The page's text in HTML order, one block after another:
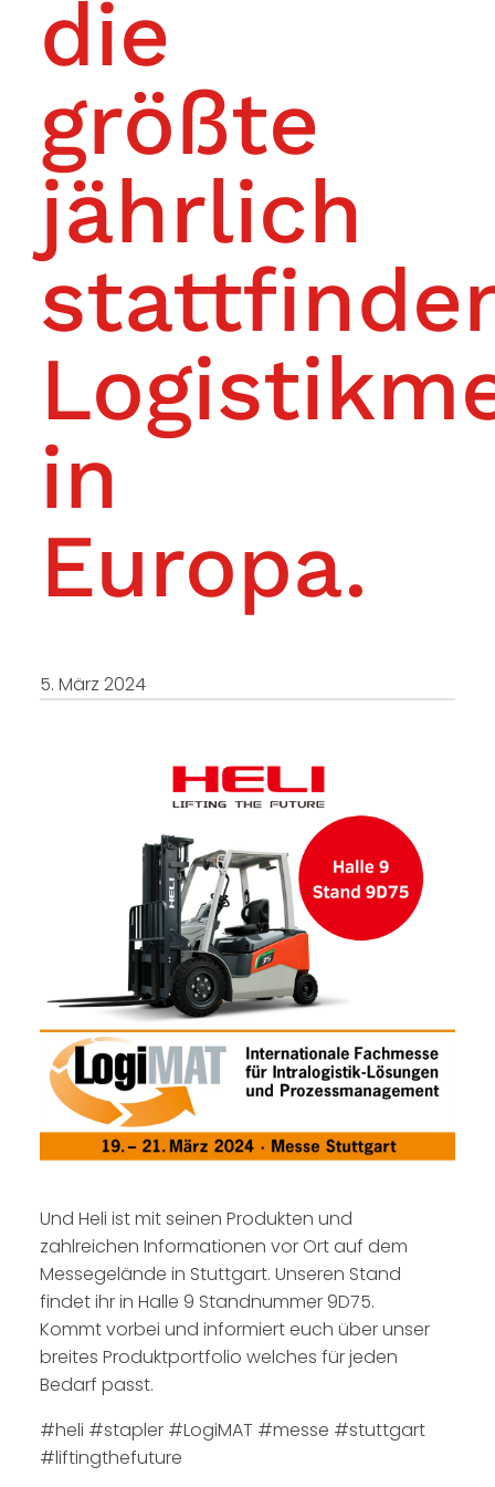
die
größte
jährlich
in
Europa.
5. März 2024
Und Heli ist mit seinen Produkten und
zahlreichen Informationen vor Ort auf dem
Messegelände in Stuttgart. Unseren Stand
findet ihr in Halle 9 Standnummer 9D75.
Kommt vorbei und informiert euch über unser
breites Produktportfolio welches für jeden
Bedarf passt.
#heli #stapler #LogiMAT #messe #stuttgart
#liftingthefuture